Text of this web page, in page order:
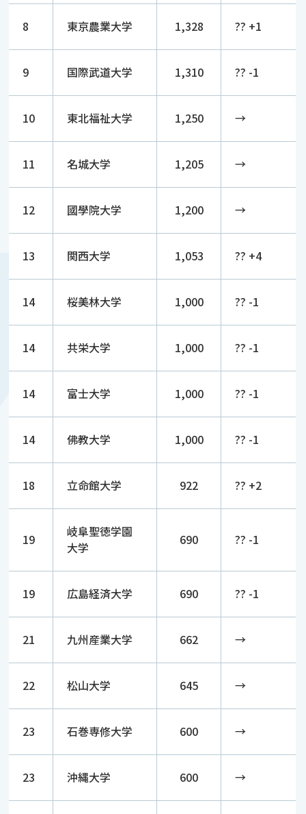
8 東京農業大学 1,328 ?? +1
9 国際武道大学 1,310 ?? -1
10 東北福祉大学 1,250 →
11 名城大学 1,205 →
12 國學院大学 1,200 →
13 関西大学 1,053 ?? +4
14 桜美林大学 1,000 ?? -1
14 共栄大学 1,000 ?? -1
14 富士大学 1,000 ?? -1
14 佛教大学 1,000 ?? -1
18 立命館大学 922 ?? +2
19
岐阜聖徳学園
大学
690 ?? -1
19 広島経済大学 690 ?? -1
21 九州産業大学 662 →
22 松山大学 645 →
23 石巻専修大学 600 →
23 沖縄大学 600 →